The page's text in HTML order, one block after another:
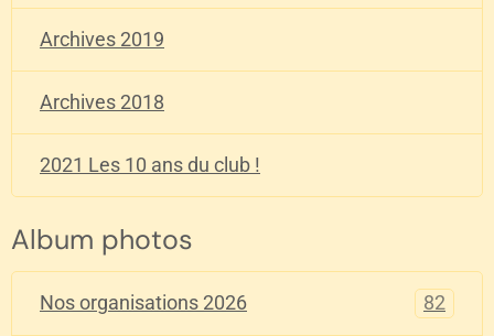
Archives 2019
Archives 2018
2021 Les 10 ans du club !
Album photos
Nos organisations 2026 82